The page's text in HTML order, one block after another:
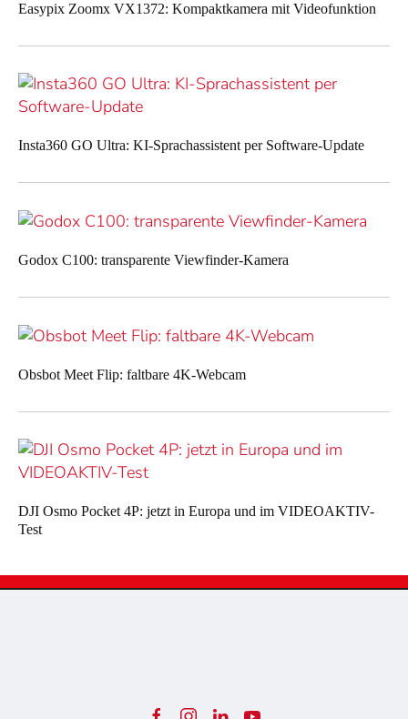
Easypix Zoomx VX1372: Kompaktkamera mit Videofunktion
Insta360 GO Ultra: KI-Sprachassistent per Software-Update
Godox C100: transparente Viewfinder-Kamera
Obsbot Meet Flip: faltbare 4K-Webcam
DJI Osmo Pocket 4P: jetzt in Europa und im VIDEOAKTIV-
Test